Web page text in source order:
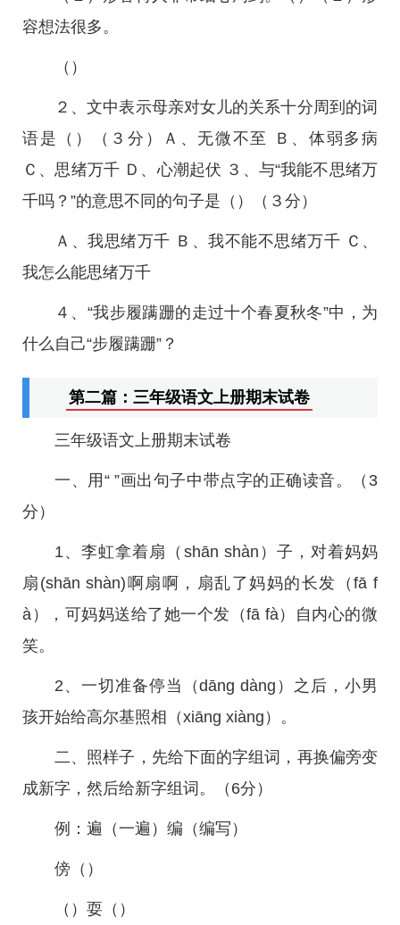
容想法很多。
（）
２、文中表示母亲对女儿的关系十分周到的词
语是（）（３分）Ａ、无微不至 Ｂ、体弱多病
Ｃ、思绪万千 Ｄ、心潮起伏 ３、与“我能不思绪万
千吗？”的意思不同的句子是（）（３分）
Ａ、我思绪万千 Ｂ、我不能不思绪万千 Ｃ、
我怎么能思绪万千
４、“我步履蹒跚的走过十个春夏秋冬”中，为
什么自己“步履蹒跚”？
第二篇：三年级语文上册期末试卷
三年级语文上册期末试卷
一、用“ ”画出句子中带点字的正确读音。（3
分）
1、李虹拿着扇（shān shàn）子，对着妈妈
扇(shān shàn)啊扇啊，扇乱了妈妈的长发（fā f
à），可妈妈送给了她一个发（fā fà）自内心的微
笑。
2、一切准备停当（dāng dàng）之后，小男
孩开始给高尔基照相（xiāng xiàng）。
二、照样子，先给下面的字组词，再换偏旁变
成新字，然后给新字组词。（6分）
例：遍（一遍）编（编写）
傍（）
（）耍（）